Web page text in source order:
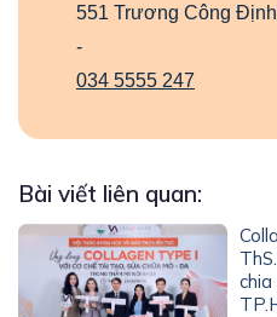
551 Trương Công
-
034 5555 247
Bài viết liên quan: